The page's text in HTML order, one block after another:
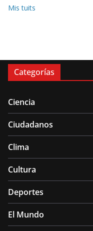
Mis tuits
Categorías
Ciencia
Ciudadanos
Clima
Cultura
Deportes
El Mundo